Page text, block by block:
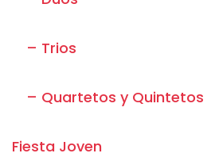
– Trios
– Quartetos y Quintetos
Fiesta Joven